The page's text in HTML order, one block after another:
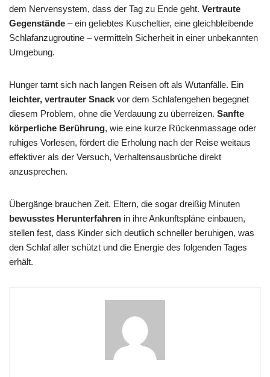
dem Nervensystem, dass der Tag zu Ende geht. Vertraute
Gegenstände – ein geliebtes Kuscheltier, eine gleichbleibende
Schlafanzugroutine – vermitteln Sicherheit in einer unbekannten
Umgebung.
Hunger tarnt sich nach langen Reisen oft als Wutanfälle. Ein
leichter, vertrauter Snack vor dem Schlafengehen begegnet
diesem Problem, ohne die Verdauung zu überreizen. Sanfte
körperliche Berührung, wie eine kurze Rückenmassage oder
ruhiges Vorlesen, fördert die Erholung nach der Reise weitaus
effektiver als der Versuch, Verhaltensausbrüche direkt
anzusprechen.
Übergänge brauchen Zeit. Eltern, die sogar dreißig Minuten
bewusstes Herunterfahren in ihre Ankunftspläne einbauen,
stellen fest, dass Kinder sich deutlich schneller beruhigen, was
den Schlaf aller schützt und die Energie des folgenden Tages
erhält.